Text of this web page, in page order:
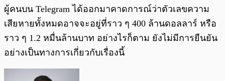
ผู้คนบน Telegram ได้ออกมาคาดการณ์ว่าตัวเลขความ
เสียหายทั้งหมดอาจจะอยู่ที่ราว ๆ 400 ล้านดอลลาร์ หรือ
ราว ๆ 1.2 หมื่นล้านบาท อย่างไรก็ตาม ยังไม่มีการยืนยัน
อย่างเป็นทางการเกี่ยวกับเรื่องนี้